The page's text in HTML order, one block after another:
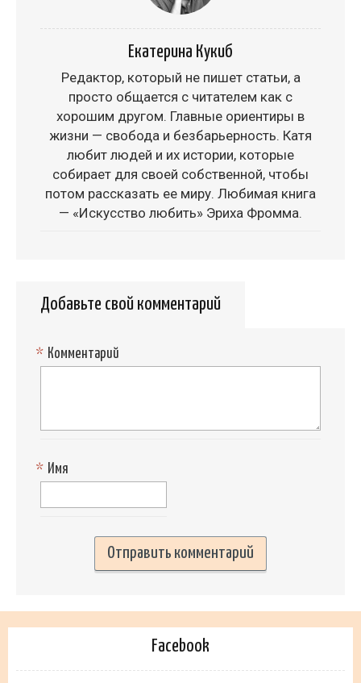
Екатерина Кукиб
Редактор, который не пишет статьи, а
просто общается с читателем как с
хорошим другом. Главные ориентиры в
жизни — свобода и безбарьерность. Катя
любит людей и их истории, которые
собирает для своей собственной, чтобы
потом рассказать ее миру. Любимая книга
— «Искусство любить» Эриха Фромма.
Добавьте свой комментарий
Комментарий
*
Имя
*
Facebook